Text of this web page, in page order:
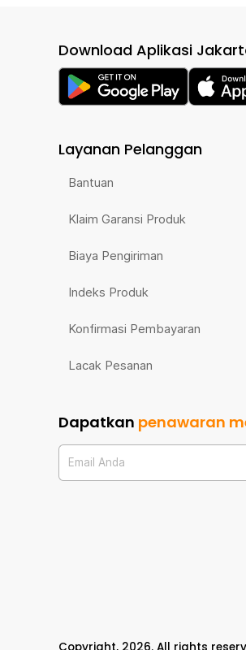
Download Aplikasi
Layanan Pelanggan
Bantuan
Klaim Garansi Produk
Biaya Pengiriman
Indeks Produk
Konfirmasi Pembayaran
Lacak Pesanan
Dapatkan penawaran
Email Anda